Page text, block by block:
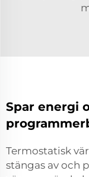
Spar energi
Termostatisk
stängas av och